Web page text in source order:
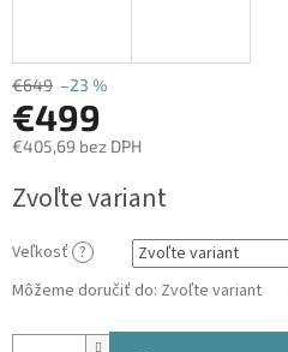
€649 –23 %
€499
€405,69 bez DPH
cena:
Zvoľte variant
Veľkosť ?
Môžeme doručiť do: Zvoľte variant